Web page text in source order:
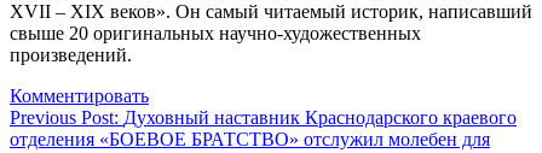
XVII – XIX веков». Он самый читаемый историк, написавший
свыше 20 оригинальных научно-художественных
произведений.
Комментировать
Навигация
Previous Post: Духовный наставник Краснодарского краевого
отделения «БОЕВОЕ БРАТСТВО» отслужил молебен для